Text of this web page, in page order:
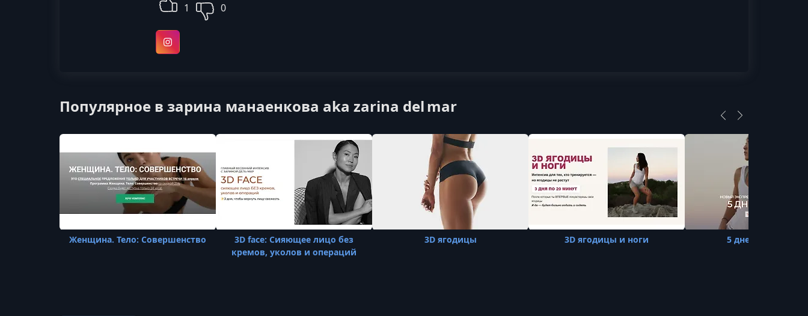
1 0
Instagram
Популярное в зарина манаенкова aka zarina del mar
Женщина. Тело: Совершенство
3D face: Сияющее лицо без
кремов, уколов и операций
3D ягодицы 3D ягодицы и ноги 5 дней - 5 минут